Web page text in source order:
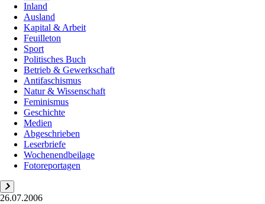
Inland
Ausland
Kapital & Arbeit
Feuilleton
Sport
Politisches Buch
Betrieb & Gewerkschaft
Antifaschismus
Natur & Wissenschaft
Feminismus
Geschichte
Medien
Abgeschrieben
Leserbriefe
Wochenendbeilage
Fotoreportagen
26.07.2006